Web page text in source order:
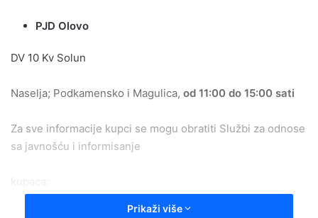
PJD Olovo
DV 10 Kv Solun
Naselja; Podkamensko i Magulica, od 11:00 do 15:00 sati
Za sve informacije kupci se mogu obratiti Službi za odnose
sa javnošću i informisanje
Prikaži više